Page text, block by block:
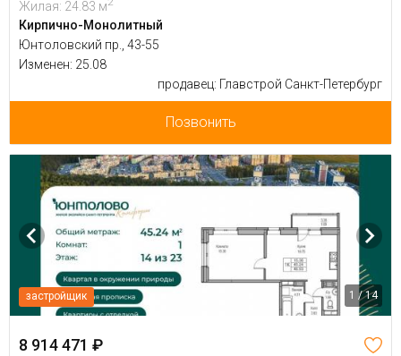
Жилая: 24.83 м
Кирпично-Монолитный
Юнтоловский пр., 43-55
Изменен: 25.08
продавец: Главстрой Санкт-Петербург
Позвонить
застройщик 1 / 14
8 914 471 ₽